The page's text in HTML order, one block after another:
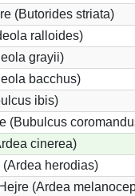
(Butorides striata)
ralloides)
grayii)
bacchus)
ibis)
(Bubulcus
cinerea)
herodias)
(Ardea